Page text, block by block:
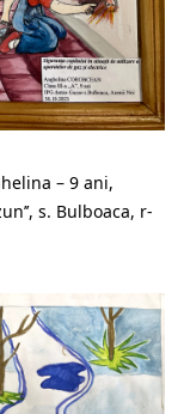
– 9 ani,
s. Bulboaca, r-